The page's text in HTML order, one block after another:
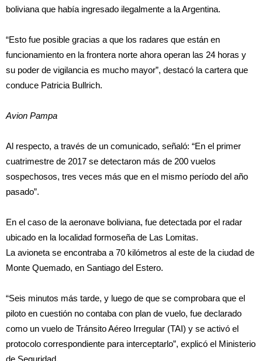
boliviana que había ingresado ilegalmente a la Argentina.
“Esto fue posible gracias a que los radares que están en
funcionamiento en la frontera norte ahora operan las 24 horas y
su poder de vigilancia es mucho mayor”, destacó la cartera que
conduce Patricia Bullrich.
Avion Pampa
Al respecto, a través de un comunicado, señaló: “En el primer
cuatrimestre de 2017 se detectaron más de 200 vuelos
sospechosos, tres veces más que en el mismo período del año
pasado”.
En el caso de la aeronave boliviana, fue detectada por el radar
ubicado en la localidad formoseña de Las Lomitas.
La avioneta se encontraba a 70 kilómetros al este de la ciudad de
Monte Quemado, en Santiago del Estero.
“Seis minutos más tarde, y luego de que se comprobara que el
piloto en cuestión no contaba con plan de vuelo, fue declarado
como un vuelo de Tránsito Aéreo Irregular (TAI) y se activó el
protocolo correspondiente para interceptarlo”, explicó el Ministerio
de Seguridad.